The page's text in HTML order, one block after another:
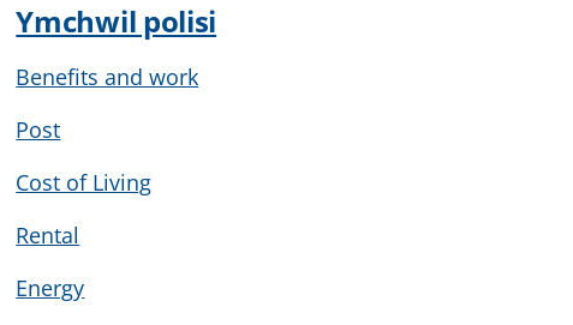
Ymchwil polisi
Benefits and work
Post
Cost of Living
Rental
Energy